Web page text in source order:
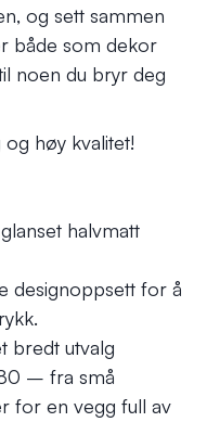
og sett sammen
både som dekor
noen du bryr deg
høy kvalitet!
halvmatt
designoppsett for å
bredt utvalg
– fra små
for en vegg full av